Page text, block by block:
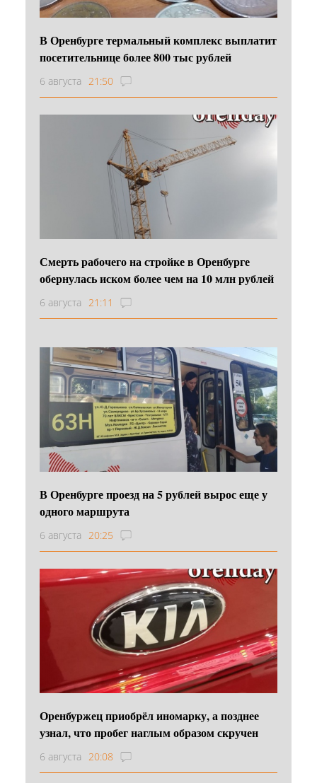
В Оренбурге термальный комплекс выплатит
посетительнице более 800 тыс рублей
6 августа 21:50
Смерть рабочего на стройке в Оренбурге
обернулась иском более чем на 10 млн рублей
6 августа 21:11
В Оренбурге проезд на 5 рублей вырос еще у
одного маршрута
6 августа 20:25
Оренбуржец приобрёл иномарку, а позднее
узнал, что пробег наглым образом скручен
6 августа 20:08